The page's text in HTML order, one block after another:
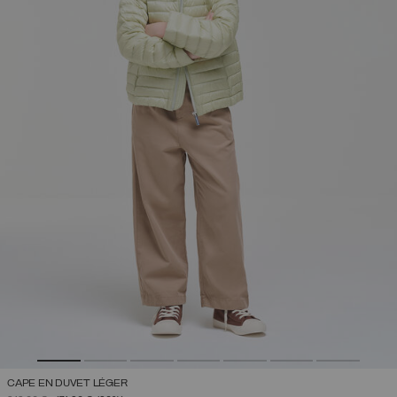
CAPE EN DUVET LÉGER